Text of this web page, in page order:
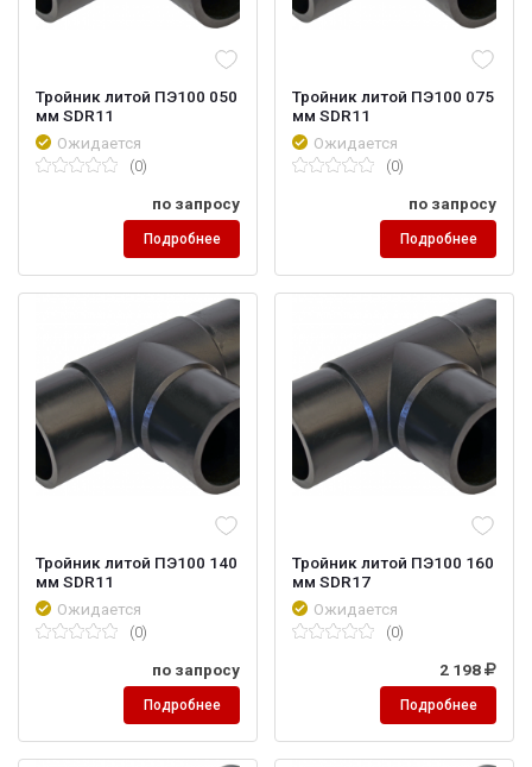
Тройник литой ПЭ100 050
мм SDR11
Ожидается
(0)
по запросу
Подробнее
Тройник литой ПЭ100 075
мм SDR11
Ожидается
(0)
по запросу
Подробнее
Тройник литой ПЭ100 140
мм SDR11
Ожидается
(0)
по запросу
Подробнее
Тройник литой ПЭ100 160
мм SDR17
Ожидается
(0)
2 198
Подробнее